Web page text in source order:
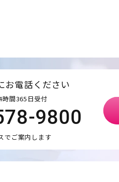
お電話ください
時間365日受付
9800
でご案内します